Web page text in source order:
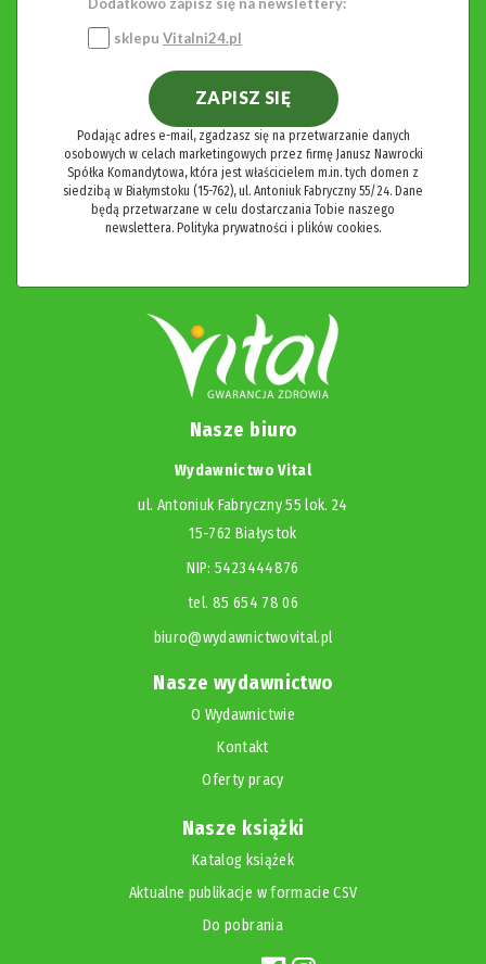
sklepu Vitalni24.pl
ZAPISZ SIĘ
Podając adres e-mail, zgadzasz się na przetwarzanie danych
osobowych w celach marketingowych przez firmę Janusz Nawrocki
Spółka Komandytowa, która jest właścicielem m.in. tych domen z
siedzibą w Białymstoku (15-762), ul. Antoniuk Fabryczny 55/24. Dane
będą przetwarzane w celu dostarczania Tobie naszego
newslettera. Polityka prywatności i plików cookies.
Nasze biuro
Wydawnictwo Vital
ul. Antoniuk Fabryczny 55 lok. 24
15-762 Białystok
NIP: 5423444876
tel. 85 654 78 06
biuro@wydawnictwovital.pl
Nasze wydawnictwo
O Wydawnictwie
Kontakt
Oferty pracy
Nasze książki
Katalog książek
Aktualne publikacje w formacie CSV
Do pobrania